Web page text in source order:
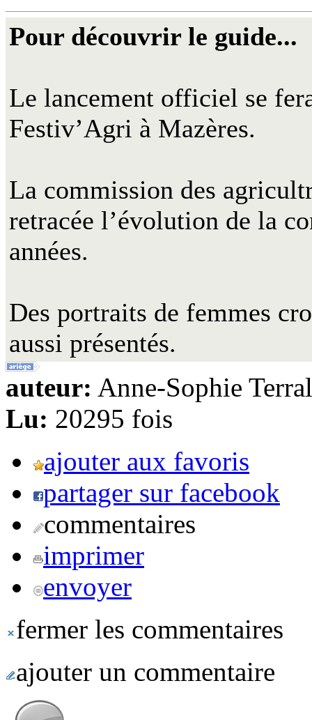
Pour découvrir le guide...
Le lancement officiel se
Festiv’Agri à Mazères.
La commission des
retracée l’évolution de la
années.
Des portraits de femmes
aussi présentés.
auteur: Anne-Sophie
Lu: 20295 fois
ajouter aux favoris
partager sur facebook
commentaires
imprimer
envoyer
fermer les commentaires
ajouter un commentaire